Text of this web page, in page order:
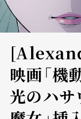
映画「機
光のハサ